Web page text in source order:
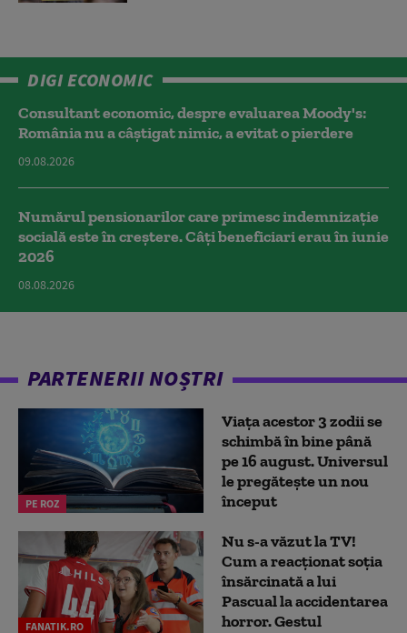
DIGI ECONOMIC
Consultant economic, despre evaluarea Moody's:
România nu a câştigat nimic, a evitat o pierdere
09.08.2026
Numărul pensionarilor care primesc indemnizaţie
socială este în creștere. Câți beneficiari erau în iunie
2026
08.08.2026
PARTENERII NOȘTRI
PE ROZ
Viața acestor 3 zodii se
schimbă în bine până
pe 16 august. Universul
le pregătește un nou
început
FANATIK.RO
Nu s-a văzut la TV!
Cum a reacţionat soţia
însărcinată a lui
Pascual la accidentarea
horror. Gestul